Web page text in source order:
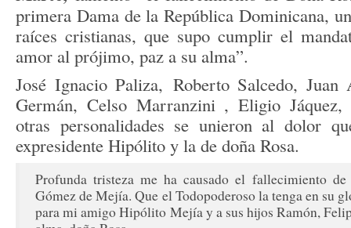
primera Dama de la República Dominicana,
raíces cristianas, que supo cumplir el
amor al prójimo, paz a su alma”.
José Ignacio Paliza, Roberto Salcedo,
Germán, Celso Marranzini , Eligio Jáquez,
otras personalidades se unieron al dolor
expresidente Hipólito y la de doña Rosa.
Profunda tristeza me ha causado el fallecimiento de
Gómez de Mejía. Que el Todopoderoso la tenga en su
para mi amigo Hipólito Mejía y a sus hijos Ramón,